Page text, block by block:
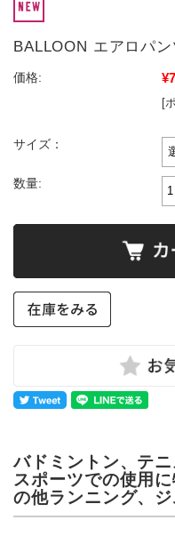
BALLOON エアロパ
価格:
[
サイズ：
数量:
バドミントン、テ
スポーツでの使用
の他ランニング、ジ